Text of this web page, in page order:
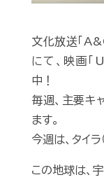
文化放送「
にて、映画「
中！
毎週、主要キ
ます。
今週は、タイ
この地球は、